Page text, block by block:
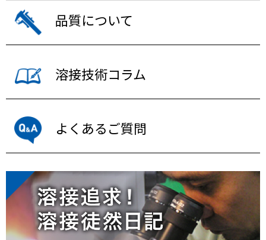
品質について
溶接技術コラム
よくあるご質問